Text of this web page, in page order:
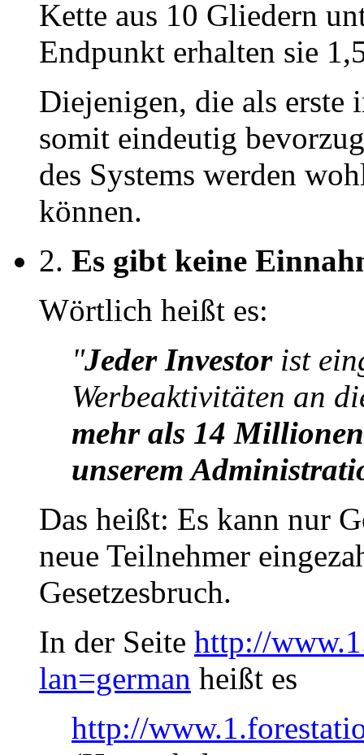
Kette aus 10 Gliedern
Endpunkt erhalten sie
Diejenigen, die als erste
somit eindeutig
des Systems werden
können.
2. Es gibt keine
Wörtlich heißt es:
"Jeder Investorist
Werbeaktivitäten an
mehr als 14
unserem
Das heißt: Es kann nur
neue Teilnehmer
Gesetzesbruch.
In der Seite http://
lan=german heißt es
http://